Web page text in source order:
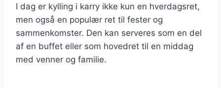
I dag er kylling i karry ikke kun en hverdagsret,
men også en populær ret til fester og
sammenkomster. Den kan serveres som en del
af en buffet eller som hovedret til en middag
med venner og familie.